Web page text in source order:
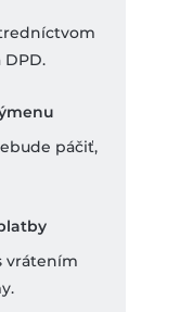
DPD.
páčiť,
vrátením